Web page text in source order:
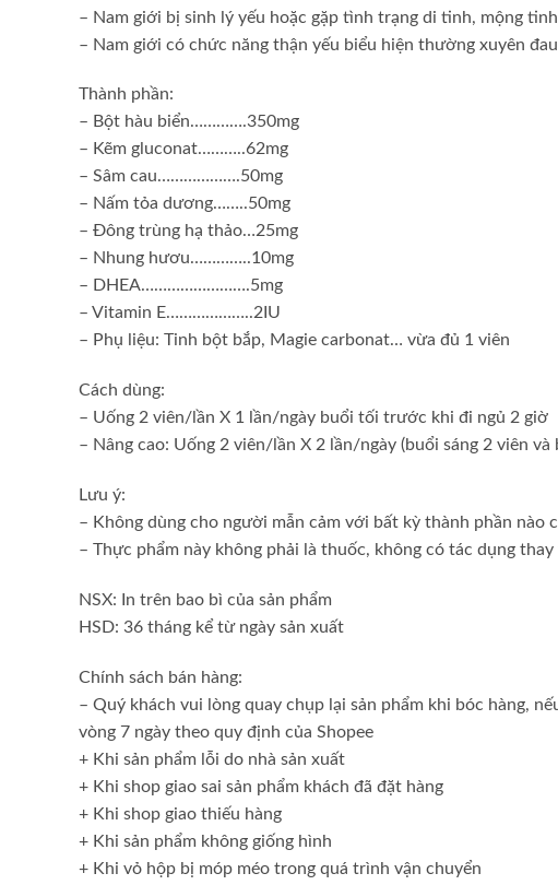
– Nam giới bị sinh lý yếu hoặc gặp tình trạng di tinh, mộng
– Nam giới có chức năng thận yếu biểu hiện thường xuyên
Thành phần:
– Bột hàu biển………….350mg
– Kẽm gluconat………..62mg
– Sâm cau……………….50mg
– Nấm tỏa dương……..50mg
– Đông trùng hạ thảo…25mg
– Nhung hươu…………..10mg
– DHEA…………………….5mg
– Vitamin E………………..2IU
– Phụ liệu: Tinh bột bắp, Magie carbonat… vừa đủ 1 viên
Cách dùng:
– Uống 2 viên/lần X 1 lần/ngày buổi tối trước khi đi ngủ 2 giờ
– Nâng cao: Uống 2 viên/lần X 2 lần/ngày (buổi sáng 2 viên
Lưu ý:
– Không dùng cho người mẫn cảm với bất kỳ thành phần nào
– Thực phẩm này không phải là thuốᴄ, không có tác dụng
NSX: In trên bao bì của sản phẩm
HSD: 36 tháng kể từ ngày sản xuất
Chính sách bán hàng:
– Quý khách vui lòng quay chụp lại sản phẩm khi bóc hàng,
vòng 7 ngày theo quy định của Shopee
+ Khi sản phẩm lỗi do nhà sản xuất
+ Khi shop giao sai sản phẩm khách đã đặt hàng
+ Khi shop giao thiếu hàng
+ Khi sản phẩm không giống hình
+ Khi vỏ hộp bị móp méo trong quá trình vận chuyển